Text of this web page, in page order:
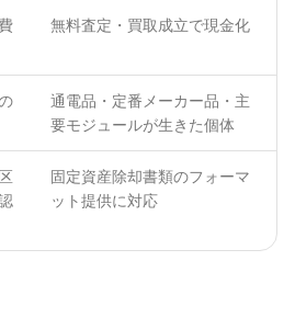
無料査定・買取成立で現金化
通電品・定番メーカー品・主
要モジュールが生きた個体
固定資産除却書類のフォーマ
ット提供に対応